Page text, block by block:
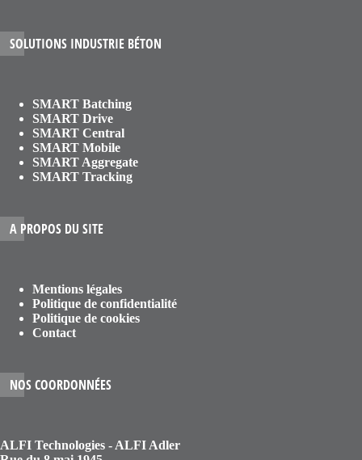
SOLUTIONS INDUSTRIE BÉTON
SMART Batching
SMART Drive
SMART Central
SMART Mobile
SMART Aggregate
SMART Tracking
A PROPOS DU SITE
Mentions légales
Politique de confidentialité
Politique de cookies
Contact
NOS COORDONNÉES
ALFI Technologies - ALFI Adler